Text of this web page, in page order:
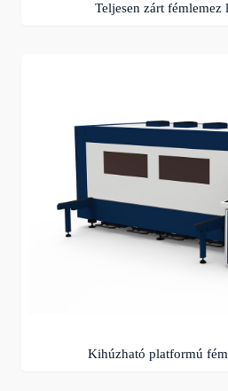
Teljesen zárt fémlemez
Kihúzható platformú